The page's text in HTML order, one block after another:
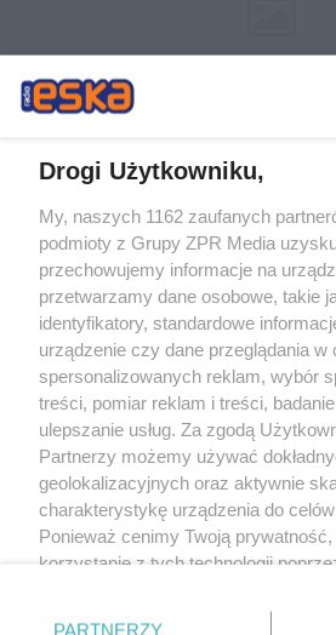
Żaden utwór zamieszczony w serwisie nie
rozpowszechniany lub dalej
tym także elektroniczny lub mechaniczny) na
eksploatacji w jakiejkolwiek formie, włącznie z
bez pisemnej zgody właściciela praw.
wykorzystanie utworów w całości lub w części
bez właściwej zgody, jest zabronione pod
prawnie.
O nas
Drogi Użytkowniku,
My, naszych 1162 zaufanych
podmioty z Grupy ZPR Media
przechowujemy informacje na
przetwarzamy dane osobowe, takie
identyfikatory, standardowe
urządzenie czy dane przeglądania w
spersonalizowanych reklam, wybór
treści, pomiar reklam i treści,
ulepszanie usług. Za zgodą
Partnerzy możemy używać
geolokalizacyjnych oraz aktywnie
charakterystykę urządzenia do celów
Ponieważ cenimy Twoją
korzystanie z tych technologii
zmienić/wycofać klikając przycisk
PARTNERZY